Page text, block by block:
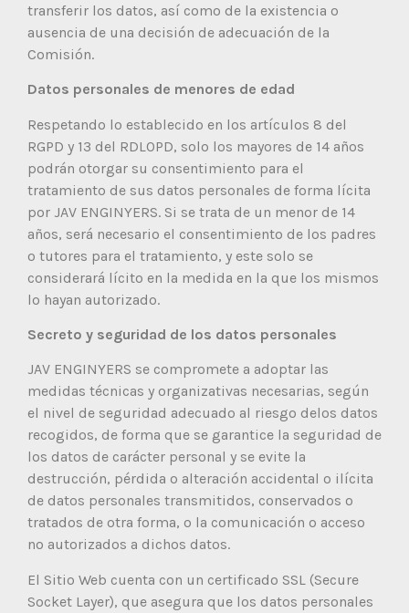
transferir los datos, así como de la existencia o
ausencia de una decisión de adecuación de la
Comisión.
Datos personales de menores de edad
Respetando lo establecido en los artículos 8 del
RGPD y 13 del RDLOPD, solo los mayores de 14 años
podrán otorgar su consentimiento para el
tratamiento de sus datos personales de forma lícita
por JAV ENGINYERS. Si se trata de un menor de 14
años, será necesario el consentimiento de los padres
o tutores para el tratamiento, y este solo se
considerará lícito en la medida en la que los mismos
lo hayan autorizado.
Secreto y seguridad de los datos personales
JAV ENGINYERS se compromete a adoptar las
medidas técnicas y organizativas necesarias, según
el nivel de seguridad adecuado al riesgo delos datos
recogidos, de forma que se garantice la seguridad de
los datos de carácter personal y se evite la
destrucción, pérdida o alteración accidental o ilícita
de datos personales transmitidos, conservados o
tratados de otra forma, o la comunicación o acceso
no autorizados a dichos datos.
El Sitio Web cuenta con un certificado SSL (Secure
Socket Layer), que asegura que los datos personales